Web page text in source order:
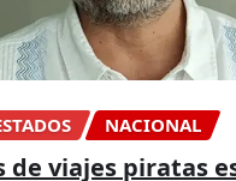
NACIONAL
de viajes piratas